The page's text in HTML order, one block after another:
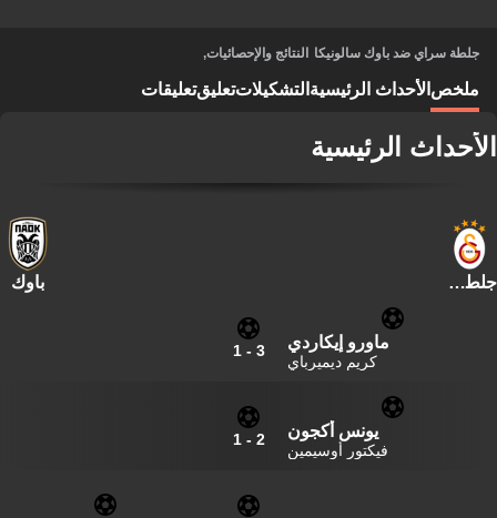
جلطة سراي ضد باوك سالونيكا النتائج والإحصائيات,
ملخص الأحداث الرئيسية التشكيلاتتعليقتعليقات
الأحداث الرئيسية
جلطة سراي باوك
ماورو إيكاردي
كريم ديميرباي
3
-
1
يونس أكجون
فيكتور أوسيمين
2
-
1